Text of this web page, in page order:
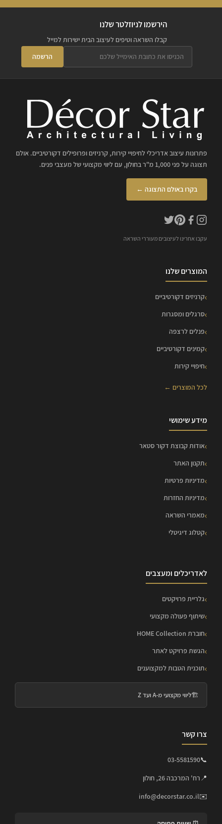
הירשמו לניוזלטר שלנו
קבלו השראה וטיפים לעיצוב הבית ישירות למייל
הרשמה
פתרונות עיצוב אדריכלי לחיפויי קירות, קרניזים ופרופילים דקורטיביים. אולם
תצוגה על פני 1,000 מ"ר בחולון, עם ליווי מקצועי של מעצבי פנים.
בקרו באולם התצוגה ←
עקבו אחרינו לעיצובים מעוררי השראה
המוצרים שלנו
קרניזים דקורטיביים
סרגלים ומסגרות
פנלים לרצפה
קמינים דקורטיביים
חיפויי קירות
לכל המוצרים ←
מידע שימושי
אודות קבוצת דקור סטאר
תקנון האתר
מדיניות פרטיות
מדיניות החזרות
מאמרי השראה
קטלוג דיגיטלי
לאדריכלים ומעצבים
גלריית פרויקטים
שיתוף פעולה מקצועי
חוברת HOME Collection
הגשת פרויקט לאתר
תוכנית הטבות למקצוענים
🏗️ליווי מקצועי מ-A ועד Z
צרו קשר
📞
03-5581590
📍רח' המרכבה 26, חולון
✉️
info@decorstar.co.il